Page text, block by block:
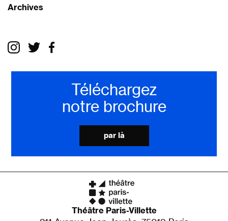
Archives
Téléchargez
notre brochure
par là
Théâtre Paris-Villette